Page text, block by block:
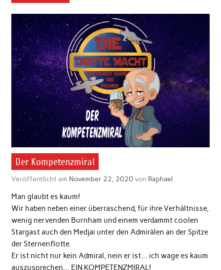
Der Kompetenzmiral
Veröffentlicht am November 22, 2020von Raphael
Man glaubt es kaum!
Wir haben neben einer überraschend, für ihre Verhältnisse,
wenig nervenden Burnham und einem verdammt coolen
Stargast auch den Medjai unter den Admirälen an der Spitze
der Sternenflotte.
Er ist nicht nur kein Admiral, nein er ist… ich wage es kaum
auszusprechen… EIN KOMPETENZMIRAL!